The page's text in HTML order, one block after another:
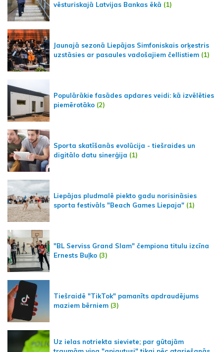
vēsturiskajā Latvijas Bankas ēkā (1)
Jaunajā sezonā Liepājas Simfoniskais orķestris
uzstāsies ar pasaules vadošajiem čellistiem (1)
Populārākie fasādes apdares veidi: kā izvēlēties
piemērotāko (2)
Sporta skatīšanās evolūcija - tiešraides un
digitālo datu sinerģija (1)
Liepājas pludmalē piekto gadu norisināsies
sporta festivāls "Beach Games Liepaja" (1)
"BL Serviss Grand Slam" čempiona titulu izcīna
Ernests Buļko (3)
Tiešraidē "TikTok" pamanīts apdraudējums
maziem bērniem (3)
Uz ielas notriekta sieviete; par gūtajām